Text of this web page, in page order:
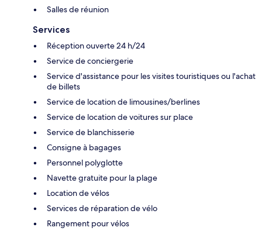
Salles de réunion
Services
Réception ouverte 24 h/24
Service de conciergerie
Service d'assistance pour les visites touristiques ou l'achat
de billets
Service de location de limousines/berlines
Service de location de voitures sur place
Service de blanchisserie
Consigne à bagages
Personnel polyglotte
Navette gratuite pour la plage
Location de vélos
Services de réparation de vélo
Rangement pour vélos